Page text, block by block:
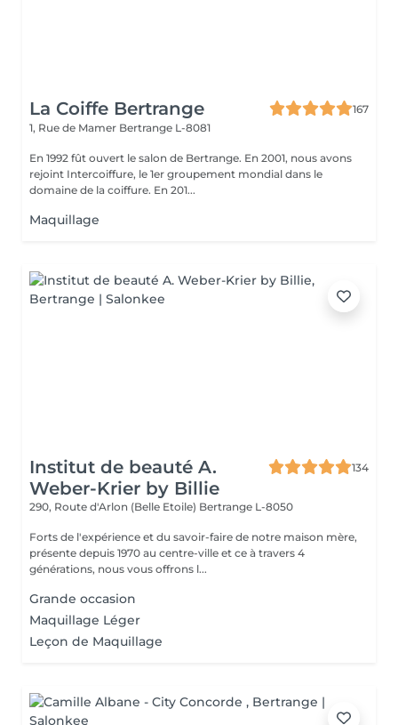
La Coiffe Bertrange
167
1, Rue de Mamer Bertrange L-8081
En 1992 fût ouvert le salon de Bertrange. En 2001, nous avons
rejoint Intercoiffure, le 1er groupement mondial dans le
domaine de la coiffure. En 201...
Maquillage
Institut de beauté A.
Weber-Krier by Billie
134
290, Route d'Arlon (Belle Etoile) Bertrange L-8050
Forts de l'expérience et du savoir-faire de notre maison mère,
présente depuis 1970 au centre-ville et ce à travers 4
générations, nous vous offrons l...
Grande occasion
Maquillage Léger
Leçon de Maquillage